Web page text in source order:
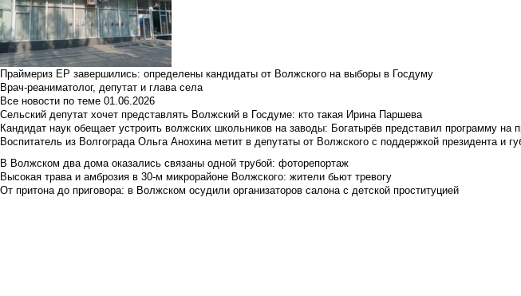
Праймериз ЕР завершились: определены кандидаты от Волжского на выборы в Госдуму
Врач-реаниматолог, депутат и глава села
Все новости по теме 01.06.2026
Сельский депутат хочет представлять Волжский в Госдуме: кто такая Ирина Паршева
Кандидат наук обещает устроить волжских школьников на заводы: Богатырёв представил программу на
Воспитатель из Волгограда Ольга Анохина метит в депутаты от Волжского с поддержкой президента и
В Волжском два дома оказались связаны одной трубой: фоторепортаж
Высокая трава и амброзия в 30‑м микрорайоне Волжского: жители бьют тревогу
От притона до приговора: в Волжском осудили организаторов салона с детской проституцией